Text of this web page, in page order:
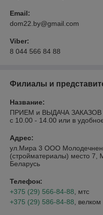
Email:
dom22.by@gmail.com
Viber:
8 044 566 84 88
Филиалы и
Название:
ПРИЕМ и ВЫДАЧА ЗАКАЗОВ
с 10.00 - 14.00 или в
Адрес:
ул.Мира 3 ООО
(стройматериалы) место 7,
Беларусь
Телефон:
+375 (29) 566-84-88 , мтс
+375 (29) 586-84-88 , велком